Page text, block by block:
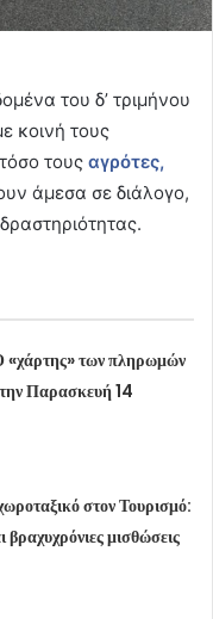
του δ’ τριμήνου
κοινή τους
τους αγρότες,
άμεσα σε διάλογο,
των πληρωμών
Παρασκευή 14
στον Τουρισμό:
βραχυχρόνιες μισθώσεις